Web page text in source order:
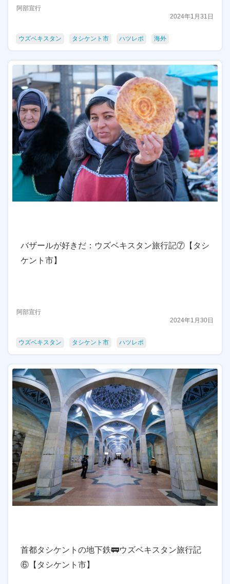
阿部宣行
2024年1月31日
ウズベキスタン タシケント市 ハツレポ 海外
バザールが好きだ：ウズベキスタン旅行記⑦【タシ
ケント市】
阿部宣行
2024年1月30日
ウズベキスタン タシケント市 ハツレポ
首都タシケントの地下鉄🚃ウズベキスタン旅行記
⑥【タシケント市】